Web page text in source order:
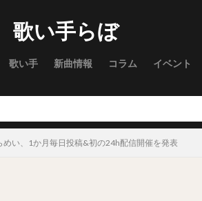
歌い手らぼ
歌い手 新曲情報 コラム イベント
めい、1か月毎日投稿&初の24h配信開催を発表